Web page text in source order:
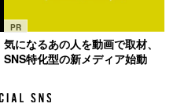
PR
気になるあの人を動画で取材、
SNS特化型の新メディア始動